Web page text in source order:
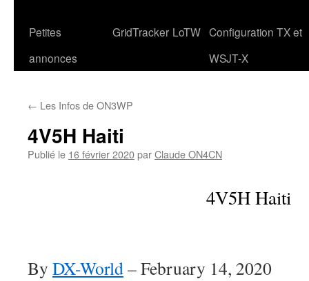
Petites
annonces
GridTracker LoTW Configuration TX et
WSJT-X
← Les Infos de ON3WP
4V5H Haiti
Publié le 16 février 2020parClaude ON4CN
4V5H Haiti
By DX-World–February 14, 2020